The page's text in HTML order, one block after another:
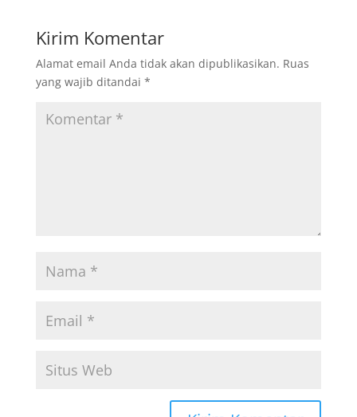
Kirim Komentar
Alamat email Anda tidak akan dipublikasikan. Ruas
yang wajib ditandai *